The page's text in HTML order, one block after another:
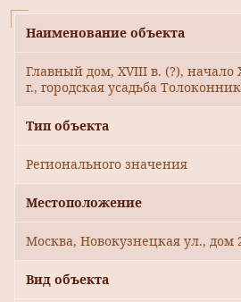
Наименование объекта
Главный дом, XVIII в. (?), начало
г., городская усадьба
Тип объекта
Регионального значения
Местоположение
Москва, Новокузнецкая ул., дом
Вид объекта